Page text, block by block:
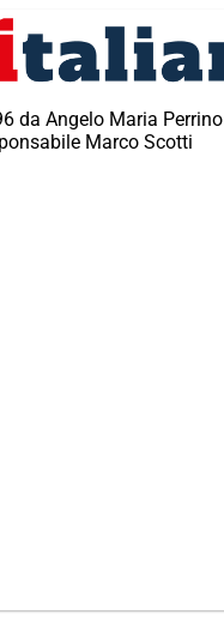
da Angelo Maria Perrino
Marco Scotti